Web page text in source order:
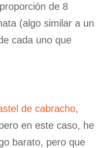
de 8
(algo similar a un
cada uno que
de cabracho,
en este caso, he
barato, pero que